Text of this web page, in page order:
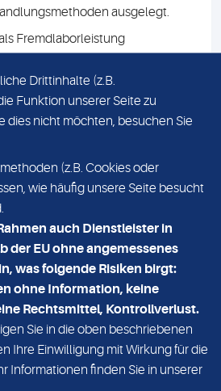
ausgelegt.
Fremdlaborleistung
mit. Mit der Beauftragung der
Sie sich mit dieser
Nord MLN GmbH
Drittinhalte (z.B.
Funktion unserer Seite zu
dies nicht möchten, besuchen Sie
(z.B. Cookies oder
wie häufig unsere Seite besucht
auch Dienstleister in
der EU ohne angemessenes
was folgende Risiken birgt:
ohne Information, keine
Rechtsmittel, Kontrollverlust.
Sie in die oben beschriebenen
Ihre Einwilligung mit Wirkung für die
Informationen finden Sie in unserer